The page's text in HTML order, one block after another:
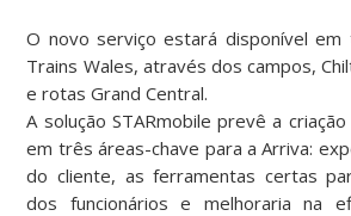
O novo serviço estará disponível em
Trains Wales, através dos campos,
e rotas Grand Central.
A solução STARmobile prevê a
em três áreas-chave para a Arriva:
do cliente, as ferramentas certas
dos funcionários e melhoraria na